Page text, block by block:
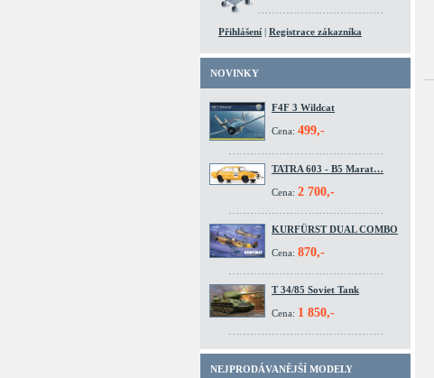
Přihlášení | Registrace zákazníka
NOVINKY
F4F 3 Wildcat
Cena: 499,-
TATRA 603 - B5 Marat…
Cena: 2 700,-
KURFÜRST DUAL COMBO
Cena: 870,-
T 34/85 Soviet Tank
Cena: 1 850,-
NEJPRODÁVANĚJŠÍ MODELY